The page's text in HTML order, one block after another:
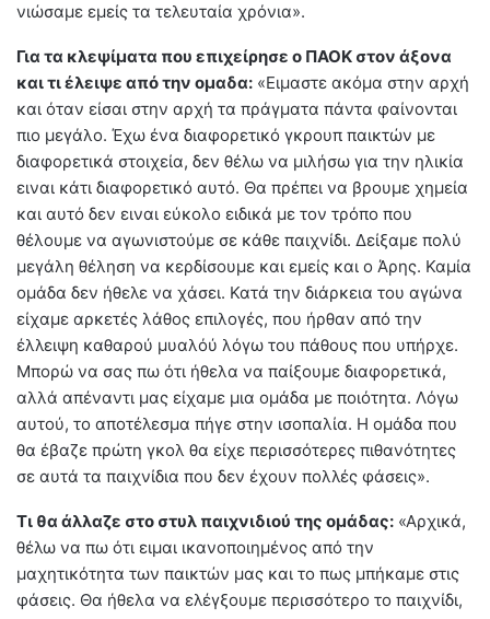
νιώσαμε εμείς τα τελευταία χρόνια».
Για τα κλεψίματα που επιχείρησε ο ΠΑΟΚ στον άξονα
και τι έλειψε από την ομαδα: «Ειμαστε ακόμα στην αρχή
και όταν είσαι στην αρχή τα πράγματα πάντα φαίνονται
πιο μεγάλο. Έχω ένα διαφορετικό γκρουπ παικτών με
διαφορετικά στοιχεία, δεν θέλω να μιλήσω για την ηλικία
ειναι κάτι διαφορετικό αυτό. Θα πρέπει να βρουμε χημεία
και αυτό δεν ειναι εύκολο ειδικά με τον τρόπο που
θέλουμε να αγωνιστούμε σε κάθε παιχνίδι. Δείξαμε πολύ
μεγάλη θέληση να κερδίσουμε και εμείς και ο Άρης. Καμία
ομάδα δεν ήθελε να χάσει. Κατά την διάρκεια του αγώνα
είχαμε αρκετές λάθος επιλογές, που ήρθαν από την
έλλειψη καθαρού μυαλόύ λόγω του πάθους που υπήρχε.
Μπορώ να σας πω ότι ήθελα να παίξουμε διαφορετικά,
αλλά απέναντι μας είχαμε μια ομάδα με ποιότητα. Λόγω
αυτού, το αποτέλεσμα πήγε στην ισοπαλία. Η ομάδα που
θα έβαζε πρώτη γκολ θα είχε περισσότερες πιθανότητες
σε αυτά τα παιχνίδια που δεν έχουν πολλές φάσεις».
Τι θα άλλαζε στο στυλ παιχνιδιού της ομάδας: «Αρχικά,
θέλω να πω ότι ειμαι ικανοποιημένος από την
μαχητικότητα των παικτών μας και το πως μπήκαμε στις
φάσεις. Θα ήθελα να ελέγξουμε περισσότερο το παιχνίδι,